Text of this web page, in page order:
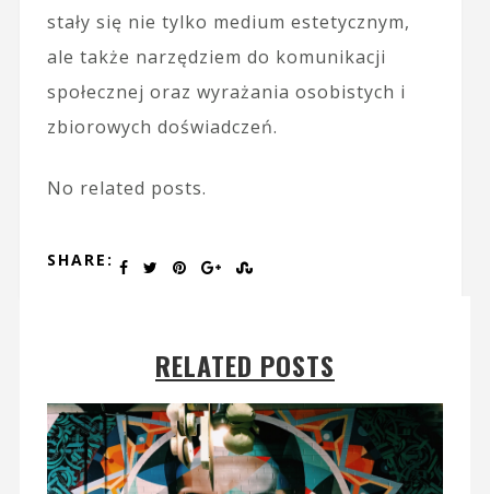
stały się nie tylko medium estetycznym,
ale także narzędziem do komunikacji
społecznej oraz wyrażania osobistych i
zbiorowych doświadczeń.
No related posts.
SHARE:
RELATED POSTS